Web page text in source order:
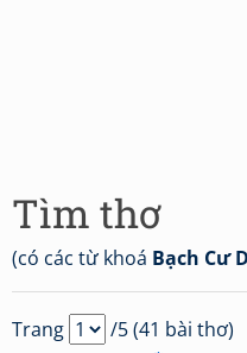
Tìm thơ
(có các từ khoá Bạch Cư
Trang /5 (41 bài thơ)